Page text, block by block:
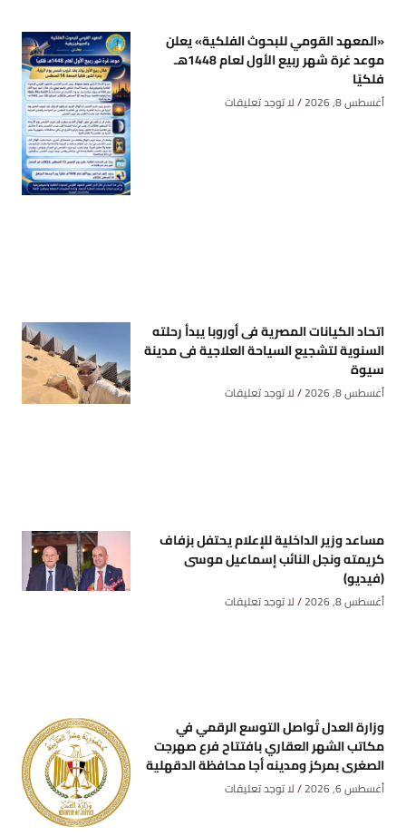
«المعهد القومي للبحوث الفلكية» يعلن
موعد غرة شهر ربيع الأول لعام 1448هـ
فلكيًا
أغسطس 8, 2026 لا توجد تعليقات
اتحاد الكيانات المصرية فى أوروبا يبدأ رحلته
السنوية لتشجيع السياحة العلاجية فى مدينة
سيوة
أغسطس 8, 2026 لا توجد تعليقات
مساعد وزير الداخلية للإعلام يحتفل بزفاف
كريمته ونجل النائب إسماعيل موسى
(فيديو)
أغسطس 8, 2026 لا توجد تعليقات
وزارة العدل تُواصل التوسع الرقمي في
مكاتب الشهر العقاري بافتتاح فرع صهرجت
الصغرى بمركز ومدينه أجا محافظة الدقهلية
أغسطس 6, 2026 لا توجد تعليقات